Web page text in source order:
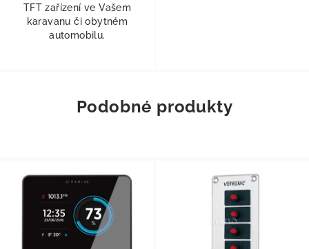
TFT zařízení ve Vašem
karavanu či obytném
automobilu.
Podobné produkty